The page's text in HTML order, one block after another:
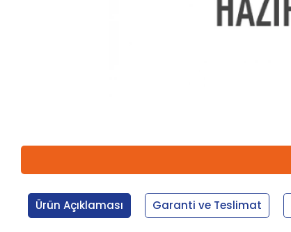
Ürün Açıklaması Garanti ve Teslimat